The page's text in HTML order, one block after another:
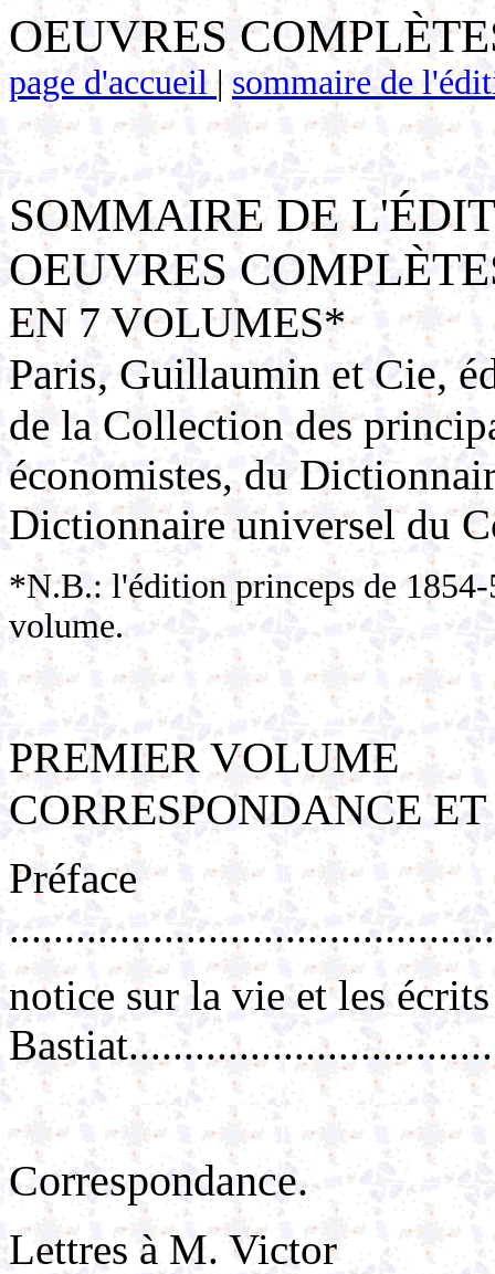
OEUVRES
page d'accueil | sommaire de
SOMMAIRE DE
OEUVRES
EN 7 VOLUMES*
Paris, Guillaumin et Cie,
de la Collection des
économistes, du
Dictionnaire universel du
*N.B.: l'édition princeps de 1854-
volume.
PREMIER VOLUME
CORRESPONDANCE
Préface
notice sur la vie et les
Correspondance.
Lettres à M. Victor